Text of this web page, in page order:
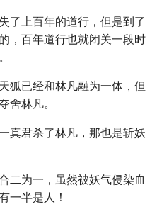
了上百年的道行，但是到了
，百年道行也就闭关一段时
狐已经和林凡融为一体，但
舍林凡。
真君杀了林凡，那也是斩妖
二为一，虽然被妖气侵染血
一半是人！